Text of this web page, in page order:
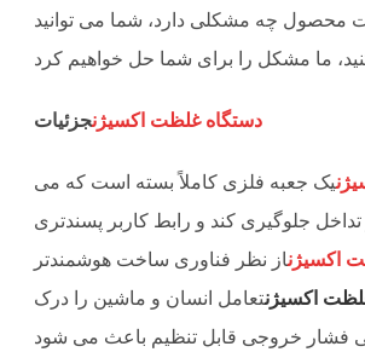
محصول چه مشکلی دارد، شما می توانید
دستگاه غلظت اکسیژنجزئیات
یک جعبه فلزی کاملاً بسته است که می
تداخل جلوگیری کند و رابط کاربر پسندتری
اکسیژناز نظر فناوری ساخت هوشمندتر
اکسیژنتعامل انسان و ماشین را درک
فشار خروجی قابل تنظیم باعث می شود